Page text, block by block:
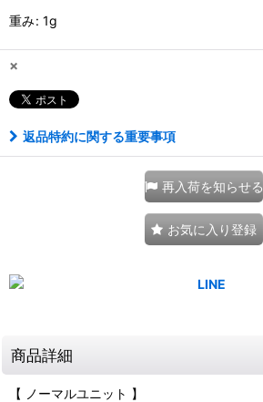
重み: 1g
×
返品特約に関する重要事項
再入荷を知らせる
お気に入り登録
商品詳細
【 ノーマルユニット 】